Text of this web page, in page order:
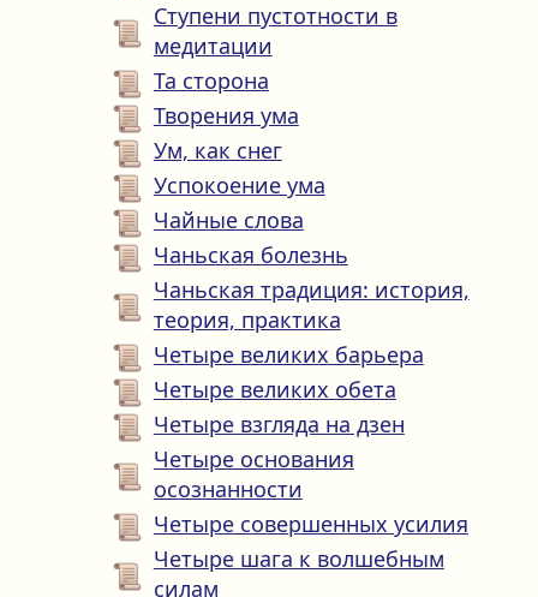
Ступени пустотности в
медитации
Та сторона
Творения ума
Ум, как снег
Успокоение ума
Чайные слова
Чаньская болезнь
Чаньская традиция: история,
теория, практика
Четыре великих барьера
Четыре великих обета
Четыре взгляда на дзен
Четыре основания
осознанности
Четыре совершенных усилия
Четыре шага к волшебным
силам